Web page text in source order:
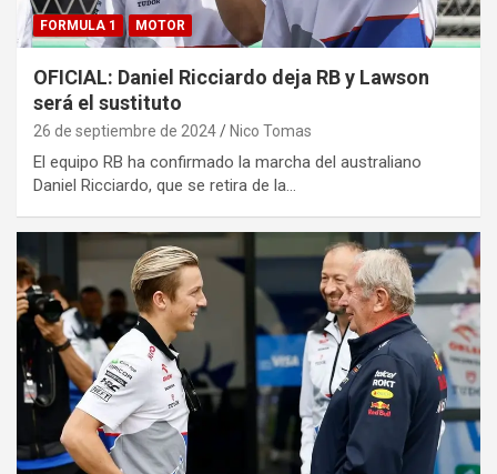
FORMULA 1 MOTOR
OFICIAL: Daniel Ricciardo deja RB y Lawson
será el sustituto
26 de septiembre de 2024 Nico Tomas
El equipo RB ha confirmado la marcha del australiano
Daniel Ricciardo, que se retira de la…